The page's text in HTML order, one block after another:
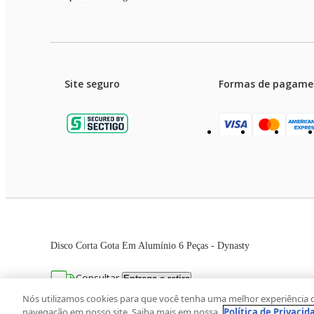
Disco Corta Gota Em Alumínio 6 Peças - Dynasty
Consultar Entrega e retira
Site seguro Formas de
As imagens dos produtos são meramente
Avenida Zaki Narchi, nº 1650, sobreloja,
Nós utilizamos cookies para que você tenha uma melhor experiência